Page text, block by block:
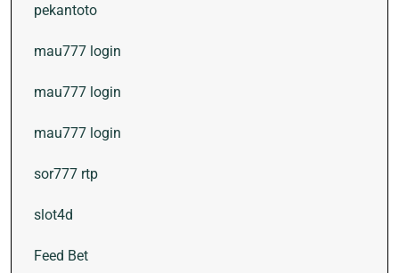
pekantoto
mau777 login
mau777 login
mau777 login
sor777 rtp
slot4d
Feed Bet